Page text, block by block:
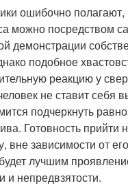
ошибочно полагают,
можно посредством
демонстрации
подобное
реакцию у
не ставит себя
подчеркнуть
Готовность прийти
вне зависимости от
лучшим
и непредвзятости.